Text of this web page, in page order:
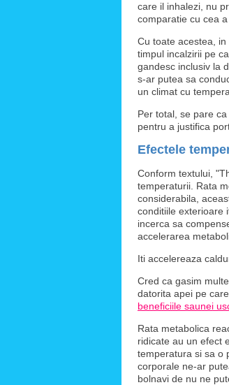
care il inhalezi, nu
comparatie cu cea
Cu toate acestea,
timpul incalzirii pe
gandesc inclusiv la
s-ar putea sa
un climat cu
Per total, se pare ca
pentru a justifica
Efectele
Conform textului,
temperaturii. Rata
considerabila,
conditiile exterioare
incerca sa
accelerarea
Iti accelereaza
Cred ca gasim
datorita apei pe
beneficiile saunei
Rata metabolica
ridicate au un efect
temperatura si sa o
corporale ne-ar
bolnavi de nu ne